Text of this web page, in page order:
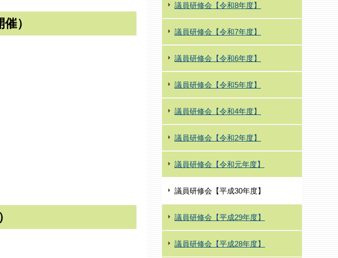
）
議員研修会【令和8年度】
議員研修会【令和7年度】
議員研修会【令和6年度】
議員研修会【令和5年度】
議員研修会【令和4年度】
議員研修会【令和2年度】
議員研修会【令和元年度】
議員研修会【平成30年度】
議員研修会【平成29年度】
議員研修会【平成28年度】